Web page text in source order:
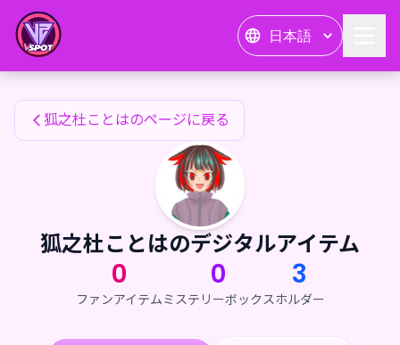
日本語
狐之杜ことはのファンアイテム
狐之杜ことはのページに戻る
狐之杜ことはのデジタルアイテム
0
ファンアイテム
0
ミステリーボックス
3
ホルダー
狐之杜ことはのファンアイテム — 24karat